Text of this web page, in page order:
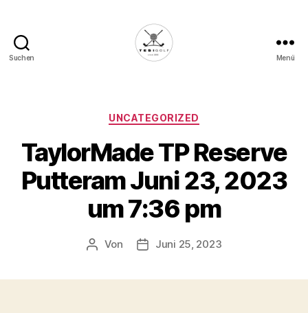
Suchen
Deine
Plattform
für
Golfbegeisterte!
Menü
Kategorien
UNCATEGORIZED
TaylorMade TP Reserve
Putteram Juni 23, 2023
um 7:36 pm
Beitragsautor
Von Veröffentlichungsdatum
Juni 25, 2023